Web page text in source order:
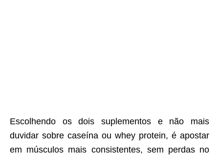
Escolhendo os dois suplementos e não mais
duvidar sobre caseína ou whey protein, é apostar
em músculos mais consistentes, sem perdas no